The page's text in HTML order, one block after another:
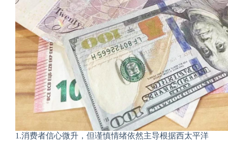
1.消费者信心微升，但谨慎情绪依然主导根据西太平洋